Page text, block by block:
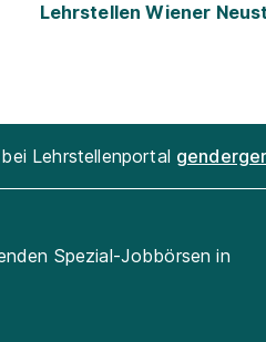
Lehrstellen Wiener
Lehrstellenportal
Spezial-Jobbörsen in